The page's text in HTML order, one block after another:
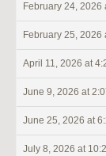
February 24, 2026
February 25, 2026
April 11, 2026 at
June 9, 2026 at
June 25, 2026 at
July 8, 2026 at